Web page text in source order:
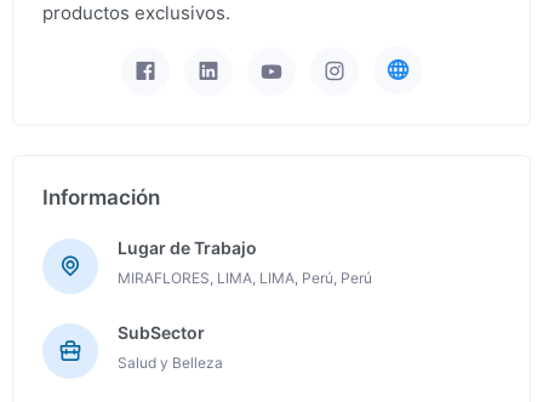
productos exclusivos.
Información
Lugar de Trabajo
MIRAFLORES, LIMA, LIMA, Perú, Perú
SubSector
Salud y Belleza